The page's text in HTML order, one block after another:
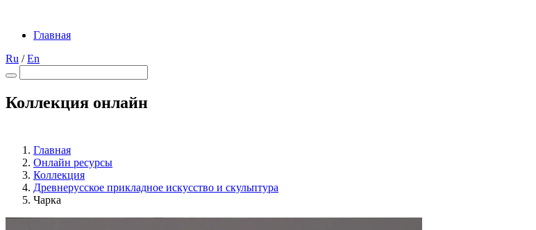
Главная
Ru /En
Коллекция онлайн
Главная
Онлайн ресурсы
Коллекция
Древнерусское прикладное искусство и скульптура
Чарка